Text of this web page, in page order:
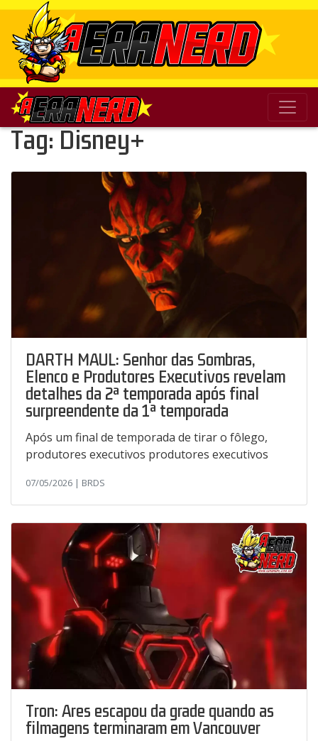
Tag: Disney+
DARTH MAUL: Senhor das Sombras,
Elenco e Produtores Executivos revelam
detalhes da 2ª temporada após final
surpreendente da 1ª temporada
Após um final de temporada de tirar o fôlego,
produtores executivos produtores executivos
07/05/2026 | BRDS
Tron: Ares escapou da grade quando as
filmagens terminaram em Vancouver